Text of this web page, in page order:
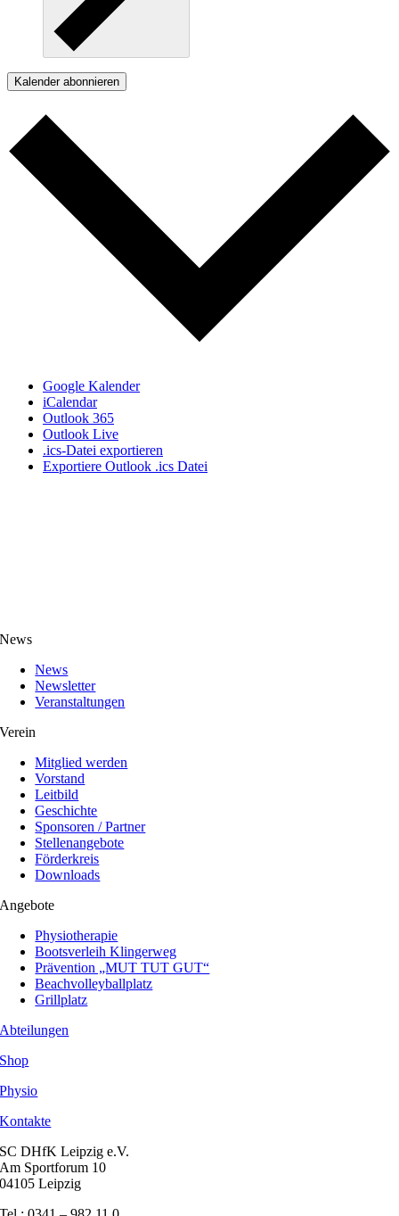
Kalender abonnieren
Google Kalender
iCalendar
Outlook 365
Outlook Live
.ics-Datei exportieren
Exportiere Outlook .ics Datei
News
News
Newsletter
Veranstaltungen
Verein
Mitglied werden
Vorstand
Leitbild
Geschichte
Sponsoren / Partner
Stellenangebote
Förderkreis
Downloads
Angebote
Physiotherapie
Bootsverleih Klingerweg
Prävention „MUT TUT GUT“
Beachvolleyballplatz
Grillplatz
Abteilungen
Shop
Physio
Kontakte
SC DHfK Leipzig e.V.
Am Sportforum 10
04105 Leipzig